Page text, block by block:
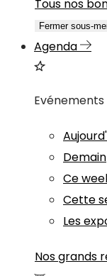
Tous nos
Fermer sous-
Agenda
Evénements
Demain
Ce
Cette
Les
Nos grands